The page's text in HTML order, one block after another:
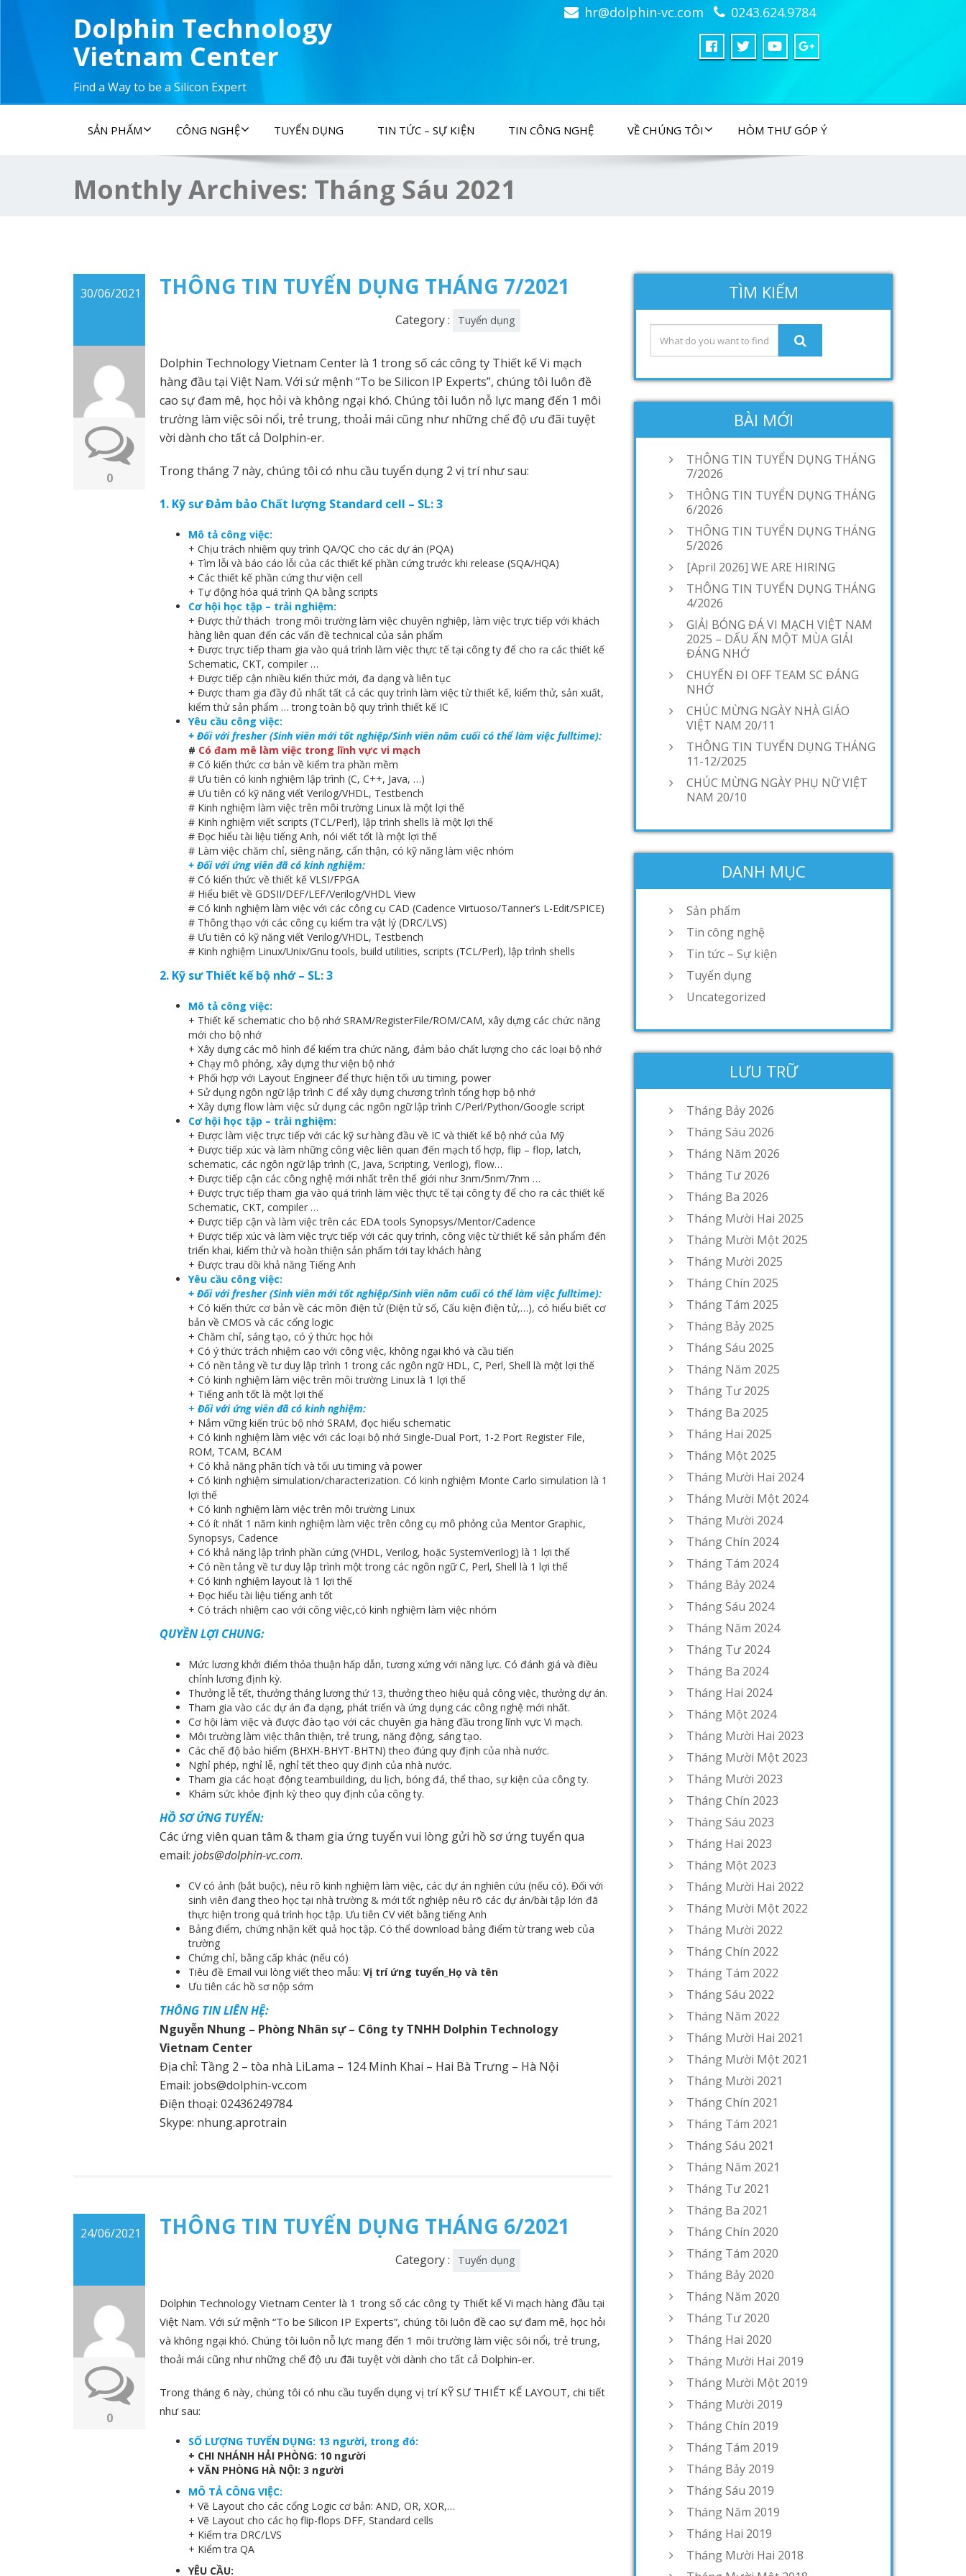
Dolphin Technology
Vietnam Center
Find a Way to be a Silicon Expert
hr@dolphin-vc.com 0243.624.9784
SẢN PHẨM CÔNG NGHỆ TUYỂN DỤNG TIN TỨC – SỰ KIỆN TIN CÔNG NGHỆ VỀ CHÚNG TÔI HÒM THƯ GÓP Ý
Monthly Archives: Tháng Sáu 2021
30/06/2021
0
THÔNG TIN TUYỂN DỤNG THÁNG 7/2021
Category : Tuyển dụng
Dolphin Technology Vietnam Center là 1 trong số các công ty Thiết kế Vi mạch
hàng đầu tại Việt Nam. Với sứ mệnh “To be Silicon IP Experts”, chúng tôi luôn đề
cao sự đam mê, học hỏi và không ngại khó. Chúng tôi luôn nỗ lực mang đến 1 môi
trường làm việc sôi nổi, trẻ trung, thoải mái cũng như những chế độ ưu đãi tuyệt
vời dành cho tất cả Dolphin-er.
Trong tháng 7 này, chúng tôi có nhu cầu tuyển dụng 2 vị trí như sau:
1. Kỹ sư Đảm bảo Chất lượng Standard cell – SL: 3
Mô tả công việc:
+ Chịu trách nhiệm quy trình QA/QC cho các dự án (PQA)
+ Tìm lỗi và báo cáo lỗi của các thiết kế phần cứng trước khi release (SQA/HQA)
+ Các thiết kế phần cứng thư viện cell
+ Tự động hóa quá trình QA bằng scripts
Cơ hội học tập – trải nghiệm:
+ Được thử thách trong môi trường làm việc chuyên nghiệp, làm việc trực tiếp với khách
hàng liên quan đến các vấn đề technical của sản phẩm
+ Được trực tiếp tham gia vào quá trình làm việc thực tế tại công ty để cho ra các thiết kế
Schematic, CKT, compiler …
+ Được tiếp cận nhiều kiến thức mới, đa dạng và liên tục
+ Được tham gia đầy đủ nhất tất cả các quy trình làm việc từ thiết kế, kiểm thử, sản xuất,
kiểm thử sản phẩm … trong toàn bộ quy trình thiết kế IC
Yêu cầu công việc:
+ Đối với fresher (Sinh viên mới tốt nghiệp/Sinh viên năm cuối có thể làm việc fulltime):
# Có đam mê làm việc trong lĩnh vực vi mạch
# Có kiến thức cơ bản về kiểm tra phần mềm
# Ưu tiên có kinh nghiệm lập trình (C, C++, Java, …)
# Ưu tiên có kỹ năng viết Verilog/VHDL, Testbench
# Kinh nghiệm làm việc trên môi trường Linux là một lợi thế
# Kinh nghiệm viết scripts (TCL/Perl), lập trình shells là một lợi thế
# Đọc hiểu tài liệu tiếng Anh, nói viết tốt là một lợi thế
# Làm việc chăm chỉ, siêng năng, cẩn thận, có kỹ năng làm việc nhóm
+ Đối với ứng viên đã có kinh nghiệm:
# Có kiến thức về thiết kế VLSI/FPGA
# Hiểu biết về GDSII/DEF/LEF/Verilog/VHDL View
# Có kinh nghiệm làm việc với các công cụ CAD (Cadence Virtuoso/Tanner’s L-Edit/SPICE)
# Thông thạo với các công cụ kiểm tra vật lý (DRC/LVS)
# Ưu tiên có kỹ năng viết Verilog/VHDL, Testbench
# Kinh nghiệm Linux/Unix/Gnu tools, build utilities, scripts (TCL/Perl), lập trình shells
2. Kỹ sư Thiết kế bộ nhớ – SL: 3
Mô tả công việc:
+ Thiết kế schematic cho bộ nhớ SRAM/RegisterFile/ROM/CAM, xây dựng các chức năng
mới cho bộ nhớ
+ Xây dựng các mô hình để kiểm tra chức năng, đảm bảo chất lượng cho các loại bộ nhớ
+ Chạy mô phỏng, xây dựng thư viện bộ nhớ
+ Phối hợp với Layout Engineer để thực hiện tối ưu timing, power
+ Sử dụng ngôn ngữ lập trình C để xây dựng chương trình tổng hợp bộ nhớ
+ Xây dựng flow làm việc sử dụng các ngôn ngữ lập trình C/Perl/Python/Google script
Cơ hội học tập – trải nghiệm:
+ Được làm việc trực tiếp với các kỹ sư hàng đầu về IC và thiết kế bộ nhớ của Mỹ
+ Được tiếp xúc và làm những công việc liên quan đến mạch tổ hợp, flip – flop, latch,
schematic, các ngôn ngữ lập trình (C, Java, Scripting, Verilog), flow…
+ Được tiếp cận các công nghệ mới nhất trên thế giới như 3nm/5nm/7nm …
+ Được trực tiếp tham gia vào quá trình làm việc thực tế tại công ty để cho ra các thiết kế
Schematic, CKT, compiler …
+ Được tiếp cận và làm việc trên các EDA tools Synopsys/Mentor/Cadence
+ Được tiếp xúc và làm việc trực tiếp với các quy trình, công việc từ thiết kế sản phẩm đến
triển khai, kiểm thử và hoàn thiện sản phẩm tới tay khách hàng
+ Được trau dồi khả năng Tiếng Anh
Yêu cầu công việc:
+ Đối với fresher (Sinh viên mới tốt nghiệp/Sinh viên năm cuối có thể làm việc fulltime):
+ Có kiến thức cơ bản về các môn điện tử (Điện tử số, Cấu kiện điện tử,…), có hiểu biết cơ
bản về CMOS và các cổng logic
+ Chăm chỉ, sáng tạo, có ý thức học hỏi
+ Có ý thức trách nhiệm cao với công việc, không ngại khó và cầu tiến
+ Có nền tảng về tư duy lập trình 1 trong các ngôn ngữ HDL, C, Perl, Shell là một lợi thế
+ Có kinh nghiệm làm việc trên môi trường Linux là 1 lợi thế
+ Tiếng anh tốt là một lợi thế
+ Đối với ứng viên đã có kinh nghiệm:
+ Nắm vững kiến trúc bộ nhớ SRAM, đọc hiểu schematic
+ Có kinh nghiệm làm việc với các loại bộ nhớ Single-Dual Port, 1-2 Port Register File,
ROM, TCAM, BCAM
+ Có khả năng phân tích và tối ưu timing và power
+ Có kinh nghiệm simulation/characterization. Có kinh nghiệm Monte Carlo simulation là 1
lợi thế
+ Có kinh nghiệm làm việc trên môi trường Linux
+ Có ít nhất 1 năm kinh nghiệm làm việc trên công cụ mô phỏng của Mentor Graphic,
Synopsys, Cadence
+ Có khả năng lập trình phần cứng (VHDL, Verilog, hoặc SystemVerilog) là 1 lợi thế
+ Có nền tảng về tư duy lập trình một trong các ngôn ngữ C, Perl, Shell là 1 lợi thế
+ Có kinh nghiệm layout là 1 lợi thế
+ Đọc hiểu tài liệu tiếng anh tốt
+ Có trách nhiệm cao với công việc,có kinh nghiệm làm việc nhóm
QUYỀN LỢI CHUNG:
Mức lương khởi điểm thỏa thuận hấp dẫn, tương xứng với năng lực. Có đánh giá và điều
chỉnh lương định kỳ.
Thưởng lễ tết, thưởng tháng lương thứ 13, thưởng theo hiệu quả công việc, thưởng dự án.
Tham gia vào các dự án đa dạng, phát triển và ứng dụng các công nghệ mới nhất.
Cơ hội làm việc và được đào tạo với các chuyên gia hàng đầu trong lĩnh vực Vi mạch.
Môi trường làm việc thân thiện, trẻ trung, năng động, sáng tạo.
Các chế độ bảo hiểm (BHXH-BHYT-BHTN) theo đúng quy định của nhà nước.
Nghỉ phép, nghỉ lễ, nghỉ tết theo quy định của nhà nước.
Tham gia các hoạt động teambuilding, du lịch, bóng đá, thể thao, sự kiện của công ty.
Khám sức khỏe định kỳ theo quy định của công ty.
HỒ SƠ ỨNG TUYỂN:
Các ứng viên quan tâm & tham gia ứng tuyển vui lòng gửi hồ sơ ứng tuyển qua
email: jobs@dolphin-vc.com.
CV có ảnh (bắt buộc), nêu rõ kinh nghiệm làm việc, các dự án nghiên cứu (nếu có). Đối với
sinh viên đang theo học tại nhà trường & mới tốt nghiệp nêu rõ các dự án/bài tập lớn đã
thực hiện trong quá trình học tập. Ưu tiên CV viết bằng tiếng Anh
Bảng điểm, chứng nhận kết quả học tập. Có thể download bảng điểm từ trang web của
trường
Chứng chỉ, bằng cấp khác (nếu có)
Tiêu đề Email vui lòng viết theo mẫu: Vị trí ứng tuyển_Họ và tên
Ưu tiên các hồ sơ nộp sớm
THÔNG TIN LIÊN HỆ:
Nguyễn Nhung – Phòng Nhân sự – Công ty TNHH Dolphin Technology
Vietnam Center
Địa chỉ: Tầng 2 – tòa nhà LiLama – 124 Minh Khai – Hai Bà Trưng – Hà Nội
Email: jobs@dolphin-vc.com
Điện thoại: 02436249784
Skype: nhung.aprotrain
24/06/2021
0
THÔNG TIN TUYỂN DỤNG THÁNG 6/2021
Category : Tuyển dụng
Dolphin Technology Vietnam Center là 1 trong số các công ty Thiết kế Vi mạch hàng đầu tại
Việt Nam. Với sứ mệnh “To be Silicon IP Experts”, chúng tôi luôn đề cao sự đam mê, học hỏi
và không ngại khó. Chúng tôi luôn nỗ lực mang đến 1 môi trường làm việc sôi nổi, trẻ trung,
thoải mái cũng như những chế độ ưu đãi tuyệt vời dành cho tất cả Dolphin-er.
Trong tháng 6 này, chúng tôi có nhu cầu tuyển dụng vị trí KỸ SƯ THIẾT KẾ LAYOUT, chi tiết
như sau:
SỐ LƯỢNG TUYỂN DỤNG: 13 người, trong đó:
+ CHI NHÁNH HẢI PHÒNG: 10 người
+ VĂN PHÒNG HÀ NỘI: 3 người
MÔ TẢ CÔNG VIỆC:
+ Vẽ Layout cho các cổng Logic cơ bản: AND, OR, XOR,…
+ Vẽ Layout cho các họ flip-flops DFF, Standard cells
+ Kiểm tra DRC/LVS
+ Kiểm tra QA
YÊU CẦU:
TÌM KIẾM
BÀI MỚI
THÔNG TIN TUYỂN DỤNG THÁNG
7/2026
THÔNG TIN TUYỂN DỤNG THÁNG
6/2026
THÔNG TIN TUYỂN DỤNG THÁNG
5/2026
[April 2026] WE ARE HIRING
THÔNG TIN TUYỂN DỤNG THÁNG
4/2026
GIẢI BÓNG ĐÁ VI MẠCH VIỆT NAM
2025 – DẤU ẤN MỘT MÙA GIẢI
ĐÁNG NHỚ
CHUYẾN ĐI OFF TEAM SC ĐÁNG
NHỚ
CHÚC MỪNG NGÀY NHÀ GIÁO
VIỆT NAM 20/11
THÔNG TIN TUYỂN DỤNG THÁNG
11-12/2025
CHÚC MỪNG NGÀY PHỤ NỮ VIỆT
NAM 20/10
DANH MỤC
Sản phẩm
Tin công nghệ
Tin tức – Sự kiện
Tuyển dụng
Uncategorized
LƯU TRỮ
Tháng Bảy 2026
Tháng Sáu 2026
Tháng Năm 2026
Tháng Tư 2026
Tháng Ba 2026
Tháng Mười Hai 2025
Tháng Mười Một 2025
Tháng Mười 2025
Tháng Chín 2025
Tháng Tám 2025
Tháng Bảy 2025
Tháng Sáu 2025
Tháng Năm 2025
Tháng Tư 2025
Tháng Ba 2025
Tháng Hai 2025
Tháng Một 2025
Tháng Mười Hai 2024
Tháng Mười Một 2024
Tháng Mười 2024
Tháng Chín 2024
Tháng Tám 2024
Tháng Bảy 2024
Tháng Sáu 2024
Tháng Năm 2024
Tháng Tư 2024
Tháng Ba 2024
Tháng Hai 2024
Tháng Một 2024
Tháng Mười Hai 2023
Tháng Mười Một 2023
Tháng Mười 2023
Tháng Chín 2023
Tháng Sáu 2023
Tháng Hai 2023
Tháng Một 2023
Tháng Mười Hai 2022
Tháng Mười Một 2022
Tháng Mười 2022
Tháng Chín 2022
Tháng Tám 2022
Tháng Sáu 2022
Tháng Năm 2022
Tháng Mười Hai 2021
Tháng Mười Một 2021
Tháng Mười 2021
Tháng Chín 2021
Tháng Tám 2021
Tháng Sáu 2021
Tháng Năm 2021
Tháng Tư 2021
Tháng Ba 2021
Tháng Chín 2020
Tháng Tám 2020
Tháng Bảy 2020
Tháng Năm 2020
Tháng Tư 2020
Tháng Hai 2020
Tháng Mười Hai 2019
Tháng Mười Một 2019
Tháng Mười 2019
Tháng Chín 2019
Tháng Tám 2019
Tháng Bảy 2019
Tháng Sáu 2019
Tháng Năm 2019
Tháng Hai 2019
Tháng Mười Hai 2018